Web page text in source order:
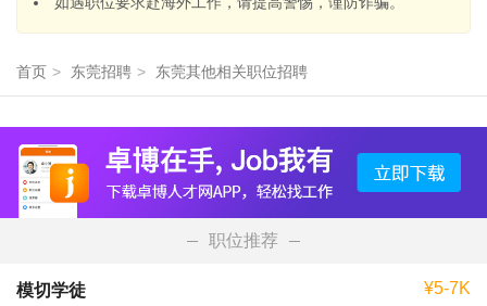
首页 > 东莞招聘 > 东莞其他相关职位招聘
职位推荐
模切学徒 ¥5-7K